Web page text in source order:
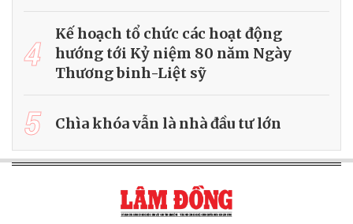
4
Kế hoạch tổ chức các hoạt động
hướng tới Kỷ niệm 80 năm Ngày
Thương binh-Liệt sỹ
5 Chìa khóa vẫn là nhà đầu tư lớn